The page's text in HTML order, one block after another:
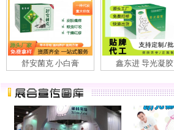
舒安菌克 小白膏 鑫东进 导光凝胶